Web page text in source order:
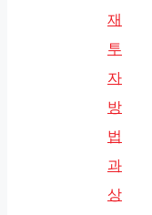
재
투
자
방
법
과
상